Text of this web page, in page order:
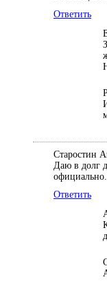
Ответить
Старостин
Даю в долг
Ответить